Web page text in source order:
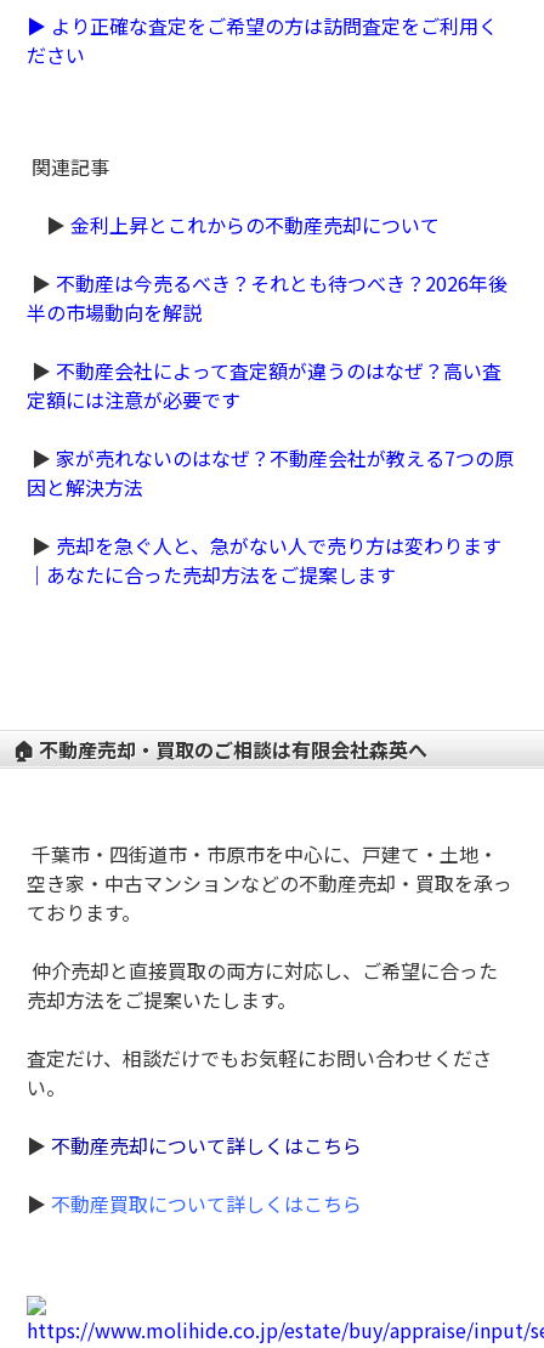
▶ より正確な査定をご希望の方は訪問査定をご利用く
ださい
関連記事
▶金利上昇とこれからの不動産売却について
▶不動産は今売るべき？それとも待つべき？2026年後
半の市場動向を解説
▶不動産会社によって査定額が違うのはなぜ？高い査
定額には注意が必要です
▶家が売れないのはなぜ？不動産会社が教える7つの原
因と解決方法
▶ 売却を急ぐ人と、急がない人で売り方は変わります
｜あなたに合った売却方法をご提案します
🏠 不動産売却・買取のご相談は有限会社森英へ
千葉市・四街道市・市原市を中心に、戸建て・土地・
空き家・中古マンションなどの不動産売却・買取を承っ
ております。
仲介売却と直接買取の両方に対応し、ご希望に合った
売却方法をご提案いたします。
査定だけ、相談だけでもお気軽にお問い合わせくださ
い。
▶不動産売却について詳しくはこちら
▶ 不動産買取について詳しくはこちら